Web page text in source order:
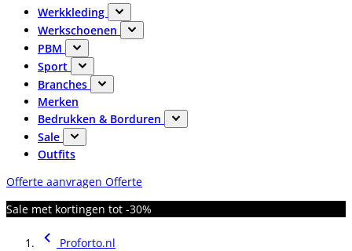
Werkkleding
Werkschoenen
PBM
Sport
Branches
Merken
Bedrukken & Borduren
Sale
Outfits
Offerte aanvragen Offerte
Sale met kortingen tot -30%
Proforto.nl